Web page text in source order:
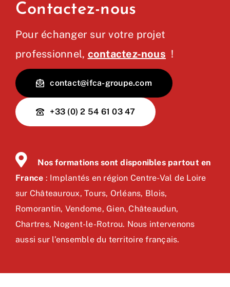
Contactez-nous
Pour échanger sur votre projet
professionnel, contactez-nous !
contact@ifca-groupe.com
+33 (0) 2 54 61 03 47
Nos formations sont disponibles partout en
France : Implantés en région Centre-Val de Loire
sur Châteauroux, Tours, Orléans, Blois,
Romorantin, Vendome, Gien, Châteaudun,
Chartres, Nogent-le-Rotrou. Nous intervenons
aussi sur l’ensemble du territoire français.